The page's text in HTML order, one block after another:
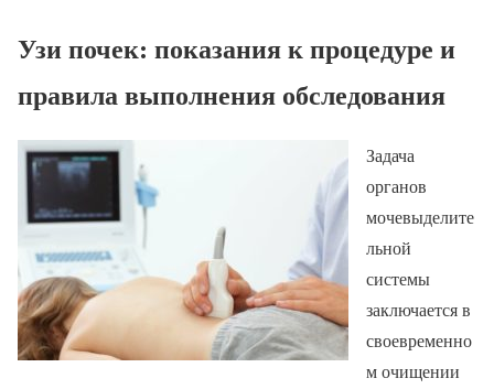
Узи почек: показания к процедуре и
правила выполнения обследования
Задача
органов
мочевыделите
льной
системы
заключается в
своевременно
м очищении